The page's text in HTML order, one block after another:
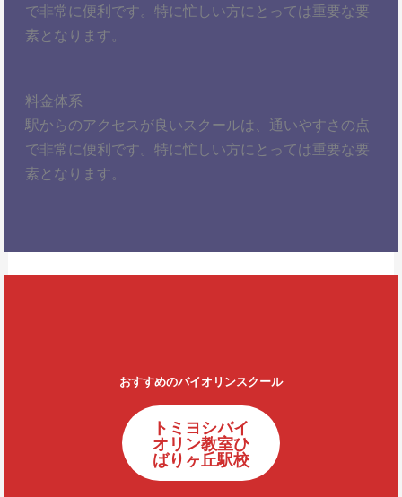
で非常に便利です。特に忙しい方にとっては重要な要
素となります。
料金体系
駅からのアクセスが良いスクールは、通いやすさの点
で非常に便利です。特に忙しい方にとっては重要な要
素となります。
おすすめのバイオリンスクール
トミヨシバイ
オリン教室ひ
ばりヶ丘駅校